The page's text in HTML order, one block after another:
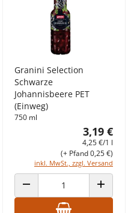
ERHÖHEN
Granini Selection
Schwarze
Johannisbeere PET
(Einweg)
750 ml
3,19 €
4,25 €/1 l
inkl. MwSt., zzgl. Versand
(+ Pfand 0,25 €)
ANZAHL VERRINGERN ANZAHL